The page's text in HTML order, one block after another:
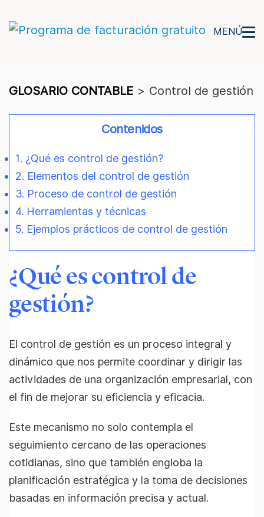
MENÚ
GLOSARIO CONTABLE > Control de gestión
Contenidos
1. ¿Qué es control de gestión?
2. Elementos del control de gestión
3. Proceso de control de gestión
4. Herramientas y técnicas
5. Ejemplos prácticos de control de gestión
¿Qué es control de
gestión?
El control de gestión es un proceso integral y
dinámico que nos permite coordinar y dirigir las
actividades de una organización empresarial, con
el fin de mejorar su eficiencia y eficacia.
Este mecanismo no solo contempla el
seguimiento cercano de las operaciones
cotidianas, sino que también engloba la
planificación estratégica y la toma de decisiones
basadas en información precisa y actual.